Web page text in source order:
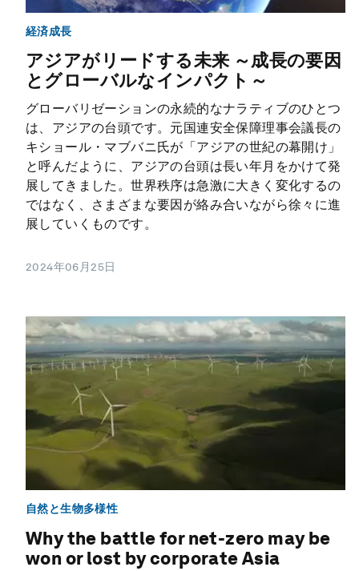
経済成長
アジアがリードする未来 ～成長の要因
とグローバルなインパクト～
グローバリゼーションの永続的なナラティブのひとつ
は、アジアの台頭です。元国連安全保障理事会議長の
キショール・マブバニ氏が「アジアの世紀の幕開け」
と呼んだように、アジアの台頭は長い年月をかけて発
展してきました。世界秩序は急激に大きく変化するの
ではなく、さまざまな要因が絡み合いながら徐々に進
展していくものです。
2024年06月25日
自然と生物多様性
Why the battle for net-zero may be
won or lost by corporate Asia